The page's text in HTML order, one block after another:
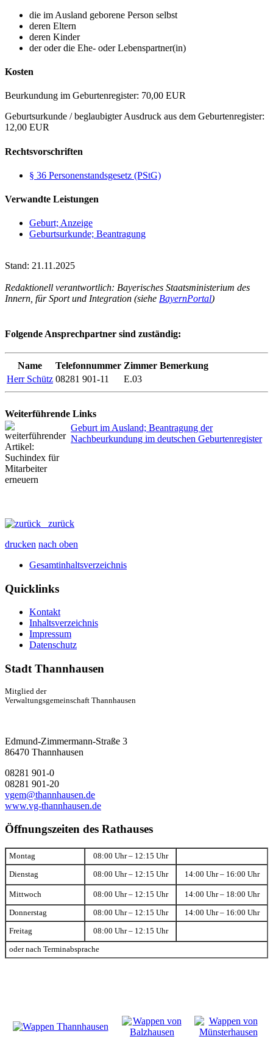
die im Ausland geborene Person selbst
deren Eltern
deren Kinder
der oder die Ehe- oder Lebenspartner(in)
Kosten
Beurkundung im Geburtenregister: 70,00 EUR
Geburtsurkunde / beglaubigter Ausdruck aus dem Geburtenregister:
12,00 EUR
Rechtsvorschriften
§ 36 Personenstandsgesetz (PStG)
Verwandte Leistungen
Geburt; Anzeige
Geburtsurkunde; Beantragung
Stand: 21.11.2025
Redaktionell verantwortlich: Bayerisches Staatsministerium des
Innern, für Sport und Integration (siehe BayernPortal)
Folgende Ansprechpartner sind zuständig:
Name Telefonnummer Zimmer Bemerkung
Herr Schütz 08281 901-11 E.03
Weiterführende Links
Geburt im Ausland; Beantragung der
Nachbeurkundung im deutschen Geburtenregister
zurück
drucken nach oben
Gesamtinhaltsverzeichnis
Quicklinks
Kontakt
Inhaltsverzeichnis
Impressum
Datenschutz
Stadt Thannhausen
Mitglied der
Verwaltungsgemeinschaft Thannhausen
Edmund-Zimmermann-Straße 3
86470 Thannhausen
08281 901-0
08281 901-20
vgem@thannhausen.de
www.vg-thannhausen.de
Öffnungszeiten des Rathauses
Montag 08:00 Uhr – 12:15 Uhr
Dienstag 08:00 Uhr – 12:15 Uhr 14:00 Uhr – 16:00 Uhr
Mittwoch 08:00 Uhr – 12:15 Uhr 14:00 Uhr – 18:00 Uhr
Donnerstag 08:00 Uhr – 12:15 Uhr 14:00 Uhr – 16:00 Uhr
Freitag 08:00 Uhr – 12:15 Uhr
oder nach Terminabsprache